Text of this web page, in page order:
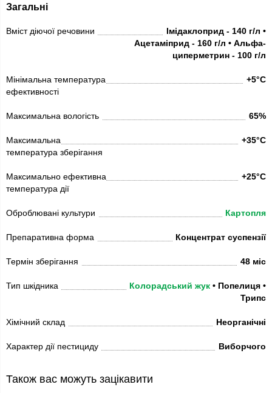
Загальні
Вміст діючої речовини
Імідаклоприд - 140 г/л •
Ацетаміприд - 160 г/л • Альфа-
циперметрин - 100 г/л
Мінімальна температура
ефективності
+5°C
Максимальна вологість 65%
Максимальна
температура зберігання
+35°C
Максимально ефективна
температура дії
+25°C
Оброблювані культури Картопля
Препаративна форма Концентрат суспензії
Термін зберігання 48 міс
Тип шкідника Колорадський жук • Попелиця •
Трипс
Хімічний склад Неорганічні
Характер дії пестициду Виборчого
Також вас можуть зацікавити